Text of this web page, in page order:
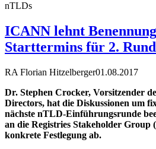
nTLDs
ICANN lehnt
Starttermins für 2.
RA Florian Hitzelberger01.08.2017
Dr. Stephen Crocker, Vorsitzender
Directors, hat die Diskussionen um
nächste nTLD-Einführungsrunde
an die Registries Stakeholder Group
konkrete Festlegung ab.